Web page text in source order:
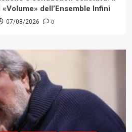
dell’Ensemble Infini
07/08/2026 0